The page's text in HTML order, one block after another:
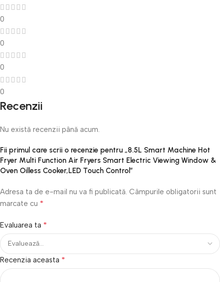
0
0
0
0
Recenzii
Nu există recenzii până acum.
Fii primul care scrii o recenzie pentru „8.5L Smart Machine Hot
Fryer Multi Function Air Fryers Smart Electric Viewing Window &
Oven Oilless Cooker,LED Touch Control”
Adresa ta de e-mail nu va fi publicată. Câmpurile obligatorii sunt
marcate cu *
Evaluarea ta *
Recenzia aceasta *